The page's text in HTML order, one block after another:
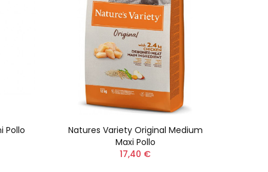
Pollo
Natures Variety Original Medium
Maxi Pollo
17,40 €